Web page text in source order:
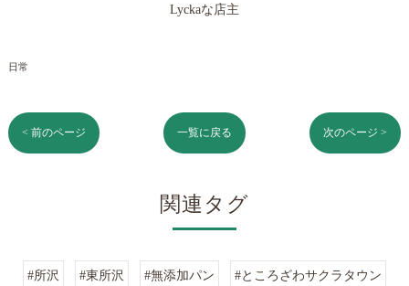
Lyckaな店主
日常
< 前のページ 一覧に戻る 次のページ >
関連タグ
#所沢 #東所沢 #無添加パン #ところざわサクラタウン